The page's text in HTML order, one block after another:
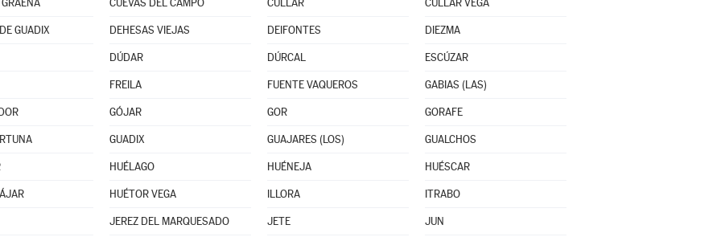
CUEVAS DEL CAMPO CÚLLAR CÚLLAR VEGA
GUADIX DEHESAS VIEJAS DEIFONTES DIEZMA
DÚDAR DÚRCAL ESCÚZAR
FREILA FUENTE VAQUEROS GABIAS (LAS)
GÓJAR GOR GORAFE
GUADIX GUAJARES (LOS) GUALCHOS
HUÉLAGO HUÉNEJA HUÉSCAR
HUÉTOR VEGA ILLORA ITRABO
JEREZ DEL MARQUESADO JETE JUN